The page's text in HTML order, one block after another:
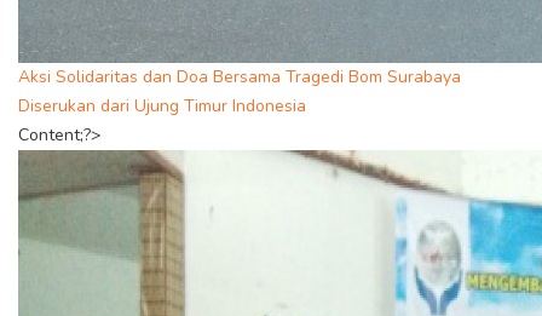
Aksi Solidaritas dan Doa Bersama Tragedi Bom Surabaya
Diserukan dari Ujung Timur Indonesia
Content;?>